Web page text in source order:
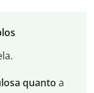
quanto a